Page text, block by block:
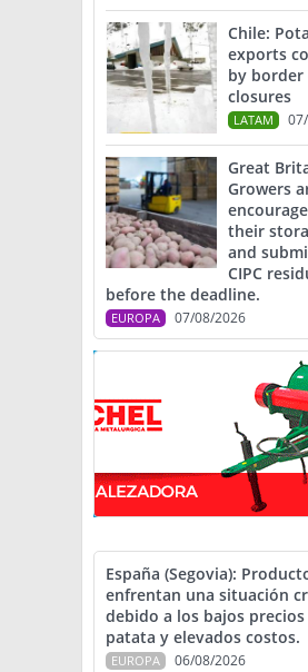
Chile:
exports
by border
closures
LATAM
Great
Growers
their
and
CIPC
before the deadline.
EUROPA 07/08/2026
España (Segovia):
enfrentan una situación
debido a los bajos precios
patata y elevados costos.
EUROPA 06/08/2026